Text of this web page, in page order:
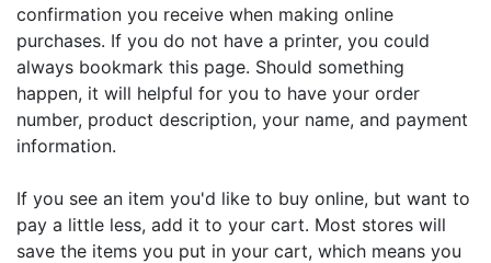
confirmation you receive when making online
purchases. If you do not have a printer, you could
always bookmark this page. Should something
happen, it will helpful for you to have your order
number, product description, your name, and payment
information.
If you see an item you'd like to buy online, but want to
pay a little less, add it to your cart. Most stores will
save the items you put in your cart, which means you